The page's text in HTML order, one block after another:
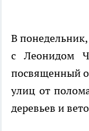
В понедельник,
с Леонидом
посвященный
улиц от
деревьев и